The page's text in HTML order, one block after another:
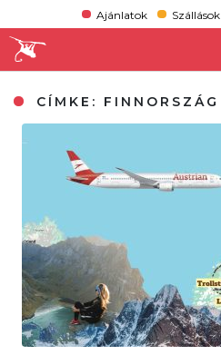
Ajánlatok Szállások
CÍMKE: FINNORSZÁG